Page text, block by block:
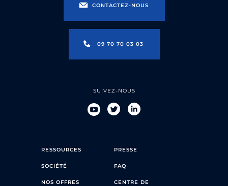
CONTACTEZ-NOUS
09 70 70 03 03
SUIVEZ-NOUS
RESSOURCES
SOCIÉTÉ
NOS OFFRES
PRESSE
FAQ
CENTRE DE